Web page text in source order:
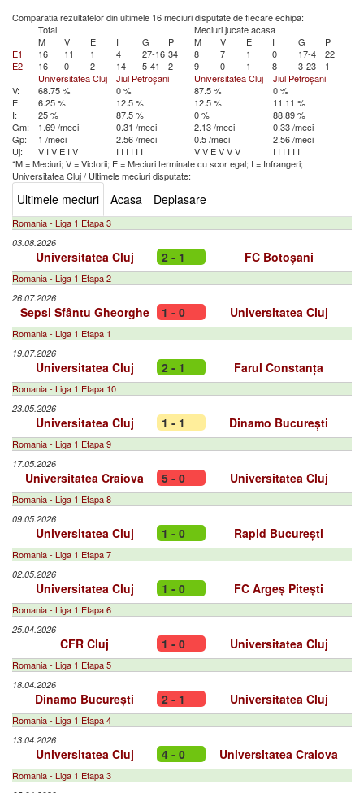
Comparatia rezultatelor din ultimele 16 meciuri disputate de fiecare echipa:
Total
Meciuri jucate acasa
M
V E I G P M V E I G
P
E1
16 11 1 4 27-16 34 8 7 1 0 17-4
22
E2
16 0 2 14 5-41 2 9 0 1 8 3-23
1
Universitatea Cluj
Jiul Petroșani Universitatea Cluj
Jiul Petroșani
V:
68.75 % 0 % 87.5 %
0 %
E:
6.25 % 12.5 % 12.5 %
11.11 %
I:
25 % 87.5 % 0 %
88.89 %
Gm:
1.69 /meci 0.31 /meci 2.13 /meci
0.33 /meci
Gp:
1 /meci 2.56 /meci 0.5 /meci
2.56 /meci
Uj:
V I V E I V I I I I I I VV EVVV I I I I I I
*M = Meciuri; V = Victorii; E = Meciuri terminate cu scor egal; I = Infrangeri;
Universitatea Cluj/ Ultimele meciuri disputate:
Ultimele meciuri Acasa Deplasare
Romania - Liga 1 Etapa 3
03.08.2026
Universitatea Cluj 2 - 1 FC Botoșani
Romania - Liga 1 Etapa 2
26.07.2026
Sepsi Sfântu Gheorghe 1 - 0 Universitatea Cluj
Romania - Liga 1 Etapa 1
19.07.2026
Universitatea Cluj 2 - 1 Farul Constanța
Romania - Liga 1 Etapa 10
23.05.2026
Universitatea Cluj 1 - 1 Dinamo București
Romania - Liga 1 Etapa 9
17.05.2026
Universitatea Craiova 5 - 0 Universitatea Cluj
Romania - Liga 1 Etapa 8
09.05.2026
Universitatea Cluj 1 - 0 Rapid București
Romania - Liga 1 Etapa 7
02.05.2026
Universitatea Cluj 1 - 0 FC Argeș Pitești
Romania - Liga 1 Etapa 6
25.04.2026
CFR Cluj 1 - 0 Universitatea Cluj
Romania - Liga 1 Etapa 5
18.04.2026
Dinamo București 2 - 1 Universitatea Cluj
Romania - Liga 1 Etapa 4
13.04.2026
Universitatea Cluj 4 - 0 Universitatea Craiova
Romania - Liga 1 Etapa 3